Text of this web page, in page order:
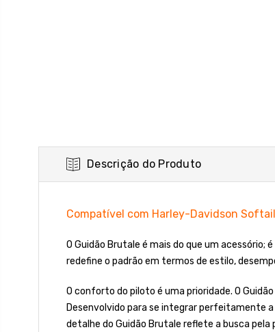
Descrição do Produto
Compatível com Harley-Davidson
O Guidão Brutale é mais do que um
redefine o padrão em termos de estilo,
O conforto do piloto é uma prioridade. O
Desenvolvido para se integrar perfeitamente
detalhe do Guidão Brutale reflete a busca pela